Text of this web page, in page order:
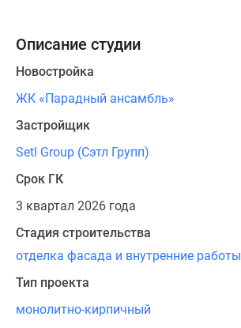
Описание студии
Новостройка
ЖК «Парадный ансамбль»
Застройщик
Setl Group (Сэтл Групп)
Срок ГК
3 квартал 2026 года
Стадия строительства
отделка фасада и внутренние работы
Тип проекта
монолитно-кирпичный